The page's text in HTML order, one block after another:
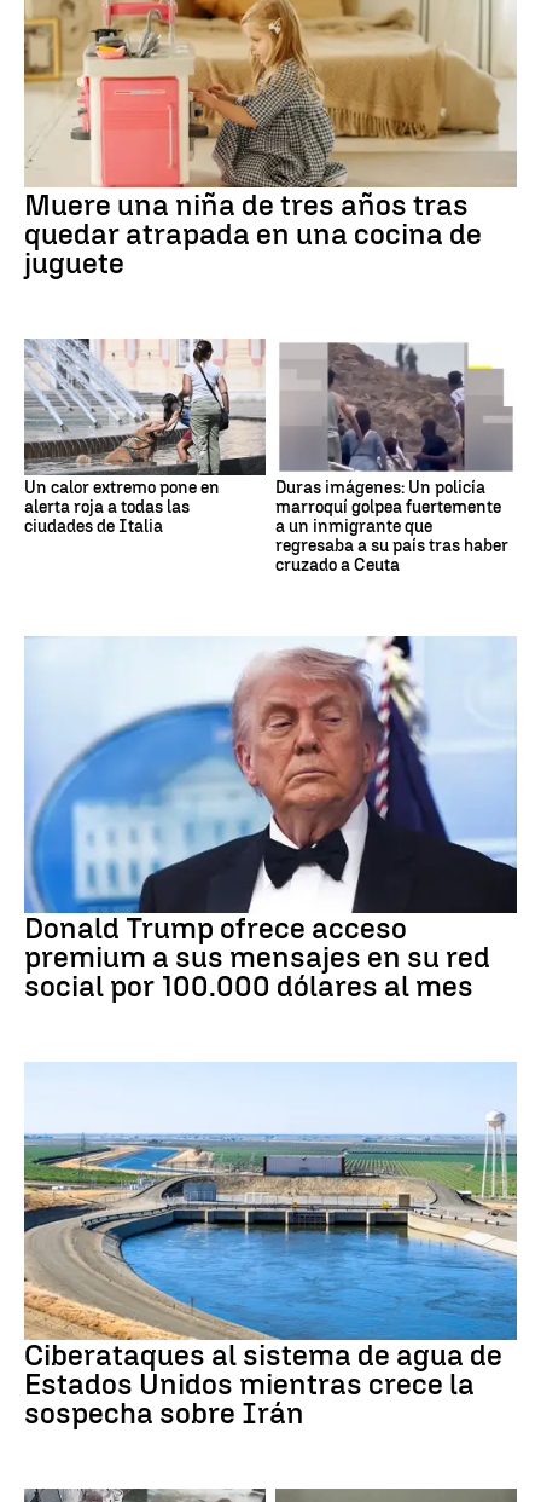
Muere una niña de tres años tras
quedar atrapada en una cocina de
juguete
Un calor extremo pone en
alerta roja a todas las
ciudades de Italia
Duras imágenes: Un policía
marroquí golpea fuertemente
a un inmigrante que
regresaba a su país tras haber
cruzado a Ceuta
DONALD TRUMP
Donald Trump ofrece acceso
premium a sus mensajes en su red
social por 100.000 dólares al mes
Guerra Irán
Ciberataques al sistema de agua de
Estados Unidos mientras crece la
sospecha sobre Irán